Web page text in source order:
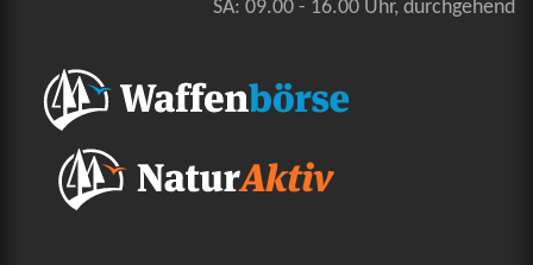
SA: 09.00 - 16.00 Uhr, durchgehend